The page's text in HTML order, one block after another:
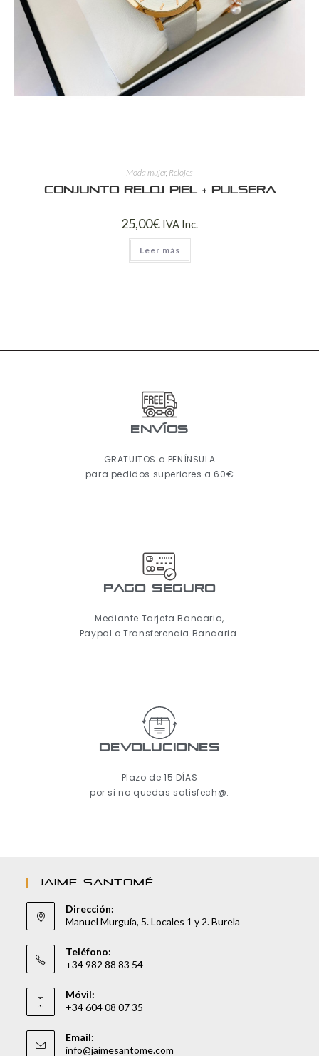
Moda mujer, Relojes
Conjunto reloj piel + pulsera
25,00€ IVA Inc.
Leer más
ENVÍOS
GRATUITOS a PENÍNSULA
para pedidos superiores a 60€
pago seguro
Mediante Tarjeta Bancaria,
Paypal o Transferencia Bancaria.
Devoluciones
Plazo de 15 DÍAS
por si no quedas satisfech@.
JAIME SANTOMÉ
Dirección:
Manuel Murguía, 5. Locales 1 y 2. Burela
Teléfono:
+34 982 88 83 54
Móvil:
+34 604 08 07 35
Email:
info@jaimesantome.com